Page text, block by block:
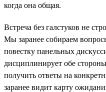
когда она общая.
Встреча без галстуков не
Мы заранее собираем
повестку панельных
дисциплинирует обе
получить ответы на
заранее видит карту